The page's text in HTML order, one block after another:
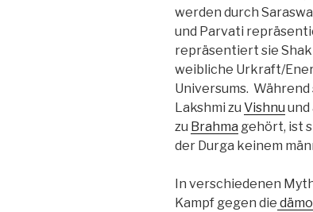
werden durch
und Parvati
repräsentiert sie
weibliche Urkraft/
Universums. Während
Lakshmi zu Vishnu und
zu Brahma gehört, ist
der Durga keinem
In verschiedenen
Kampf gegen die